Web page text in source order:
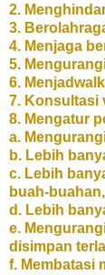
2.
3.
4. Menjaga
5.
6.
7. Konsultasi
8. Mengatur
a.
b. Lebih
c. Lebih
buah-
d. Lebih
e.
disimpan
f. Membatasi